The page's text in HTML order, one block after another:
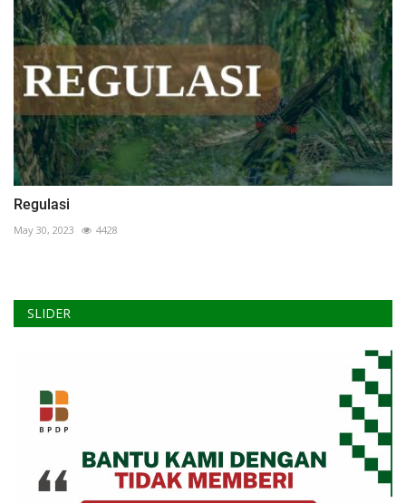
Regulasi
May 30, 2023 4428
SLIDER